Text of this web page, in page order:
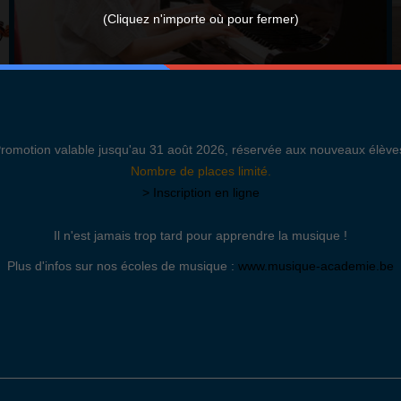
valable jusqu'au 31 août 2026, réservée aux nouveaux
Nombre de places limité.
> Inscription en ligne
Il n'est jamais trop tard pour apprendre la musique !
Plus d'infos sur nos écoles de musique : www.musique-academie.be
(Cliquez n'importe où pour fermer)